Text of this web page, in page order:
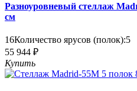
Разноуровневый стеллаж
см
16Количество ярусов (полок):5
55 944 ₽
Купить